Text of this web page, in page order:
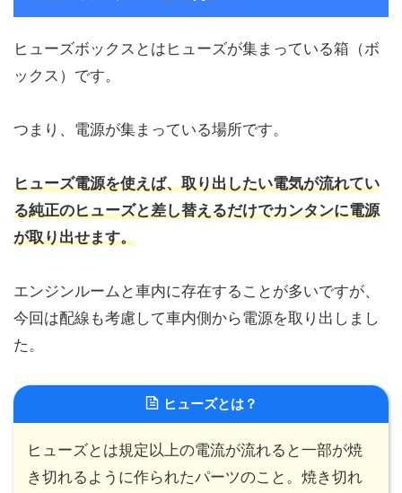
ヒューズボックスとはヒューズが集まっている箱（ボ
ックス）です。
つまり、電源が集まっている場所です。
ヒューズ電源を使えば、取り出したい電気が流れてい
る純正のヒューズと差し替えるだけでカンタンに電源
が取り出せます。
エンジンルームと車内に存在することが多いですが、
今回は配線も考慮して車内側から電源を取り出しまし
た。
ヒューズとは？
ヒューズとは規定以上の電流が流れると一部が焼
き切れるように作られたパーツのこと。焼き切れ